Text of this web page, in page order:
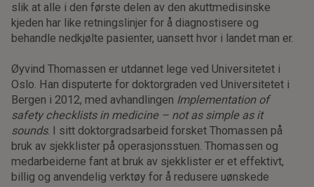
slik at alle i den første delen av den akuttmedisinske
kjeden har like retningslinjer for å diagnostisere og
behandle nedkjølte pasienter, uansett hvor i landet man er.
Øyvind Thomassen er utdannet lege ved Universitetet i
Oslo. Han disputerte for doktorgraden ved Universitetet i
Bergen i 2012, med avhandlingen Implementation of
safety checklists in medicine – not as simple as it
sounds. I sitt doktorgradsarbeid forsket Thomassen på
bruk av sjekklister på operasjonsstuen. Thomassen og
medarbeiderne fant at bruk av sjekklister er et effektivt,
billig og anvendelig verktøy for å redusere uønskede